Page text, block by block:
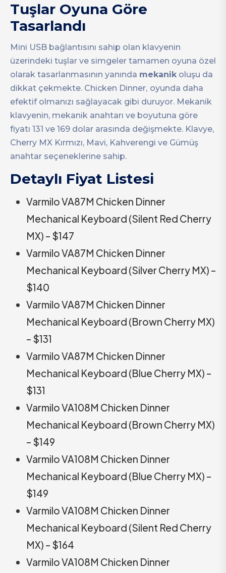
Tuşlar Oyuna Göre
Tasarlandı
Mini USB bağlantısını sahip olan klavyenin
üzerindeki tuşlar ve simgeler tamamen oyuna özel
olarak tasarlanmasının yanında mekanik oluşu da
dikkat çekmekte. Chicken Dinner, oyunda daha
efektif olmanızı sağlayacak gibi duruyor. Mekanik
klavyenin, mekanik anahtarı ve boyutuna göre
fiyatı 131 ve 169 dolar arasında değişmekte. Klavye,
Cherry MX Kırmızı, Mavi, Kahverengi ve Gümüş
anahtar seçeneklerine sahip.
Detaylı Fiyat Listesi
Varmilo VA87M Chicken Dinner
Mechanical Keyboard (Silent Red Cherry
MX) – $147
Varmilo VA87M Chicken Dinner
Mechanical Keyboard (Silver Cherry MX) –
$140
Varmilo VA87M Chicken Dinner
Mechanical Keyboard (Brown Cherry MX)
– $131
Varmilo VA87M Chicken Dinner
Mechanical Keyboard (Blue Cherry MX) –
$131
Varmilo VA108M Chicken Dinner
Mechanical Keyboard (Brown Cherry MX)
– $149
Varmilo VA108M Chicken Dinner
Mechanical Keyboard (Blue Cherry MX) –
$149
Varmilo VA108M Chicken Dinner
Mechanical Keyboard (Silent Red Cherry
MX) – $164
Varmilo VA108M Chicken Dinner